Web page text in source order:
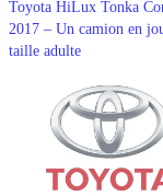
Toyota HiLux Tonka
2017 – Un camion en
taille adulte